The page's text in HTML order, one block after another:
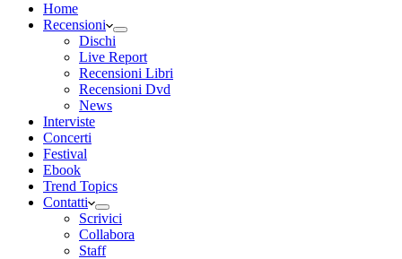
Home
Recensioni
Dischi
Live Report
Recensioni Libri
Recensioni Dvd
News
Interviste
Concerti
Festival
Ebook
Trend Topics
Contatti
Scrivici
Collabora
Staff